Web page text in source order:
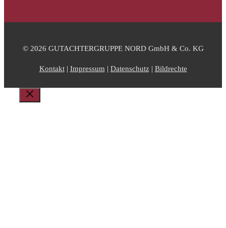
© 2026 GUTACHTERGRUPPE NORD GmbH & Co. KG
Kontakt| Impressum | Datenschutz| Bildrechte
Schließen